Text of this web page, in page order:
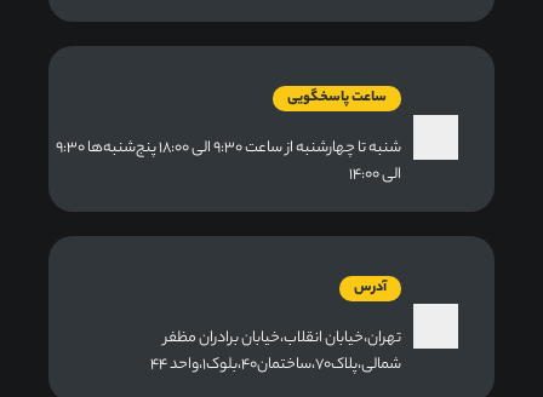
ساعت پاسخگویی
شنبه تا چهارشنبه از ساعت ۹:۳۰ الی ۱۸:۰۰ پنج‌شنبه‌ها ۹:۳۰
الی ۱۴:۰۰
آدرس
تهران،خیابان انقلاب،خیابان برادران مظفر
شمالی،پلاک۷۰،ساختمان۴۰،بلوک۱،واحد ۴۴